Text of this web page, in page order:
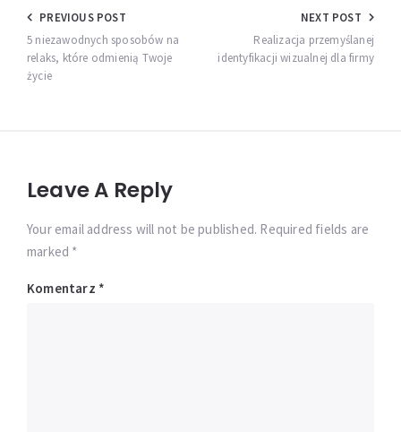
Nawigacja
wpisu
PREVIOUS POST
5 niezawodnych sposobów na
relaks, które odmienią Twoje
życie
NEXT POST
Realizacja przemyślanej
identyfikacji wizualnej dla firmy
Leave A Reply
Your email address will not be published. Required fields are
marked *
Komentarz *